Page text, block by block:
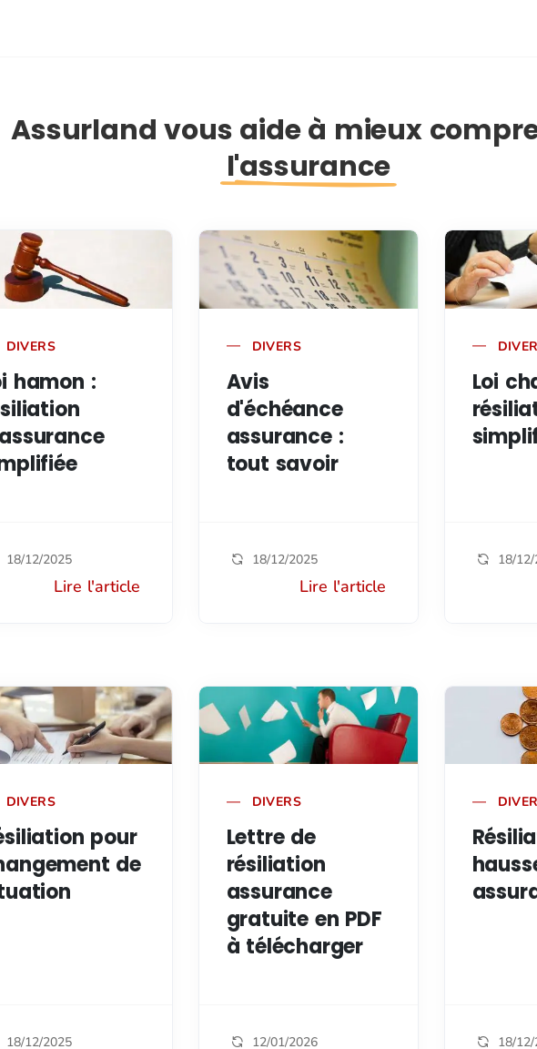
Assurland vous aide à mieux
l'assurance
DIVERS
hamon :
18/12/2025
Lire l'article
DIVERS
Avis
d'échéance
assurance :
tout savoir
18/12/2025
Lire l'article
Loi
18/
DIVERS
pour
de
18/12/2025
DIVERS
Lettre de
résiliation
assurance
gratuite en PDF
à télécharger
12/01/2026 18/